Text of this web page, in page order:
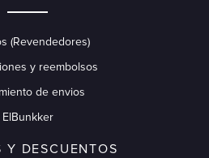
(Revendedores)
y reembolsos
de envios
ElBunkker
Y DESCUENTOS